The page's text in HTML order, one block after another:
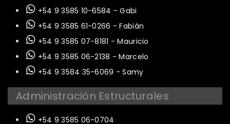
+54 9 3585 10-6584 - Gabi
+54 9 3585 61-0266 - Fabián
+54 9 3585 07-8181 - Mauricio
+54 9 3585 06-2138 - Marcelo
+54 9 3584 35-6069 - Samy
Administración Estructurales
+54 9 3585 06-0704